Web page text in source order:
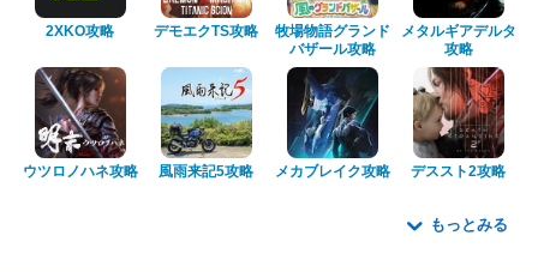
2XKO攻略 デモエクTS攻略
牧場物語グランド
バザール攻略
メタルギアデルタ
攻略
ウツロノハネ攻略 風雨来記5攻略 メカブレイク攻略 デススト2攻略
もっとみる